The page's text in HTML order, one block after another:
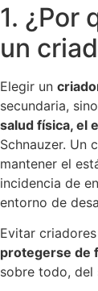
1. ¿Por
un
Elegir un
secundaria,
salud física, el
Schnauzer. Un
mantener el
incidencia de
entorno de
Evitar
protegerse de
sobre todo, del